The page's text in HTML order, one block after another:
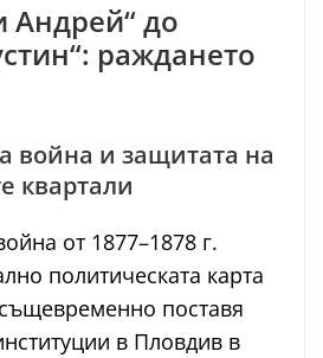
Андрей“ до
раждането
война и защитата на
квартали
от 1877–1878 г.
политическата карта
поставя
в Пловдив в